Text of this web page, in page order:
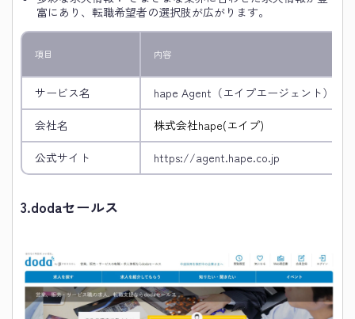
富にあり、転職希望者の選択肢が広がります。
項目 内容
サービス名 hape Agent（エイプエージェント）
会社名 株式会社hape(エイプ)
公式サイト https://agent.hape.co.jp
3.dodaセールス